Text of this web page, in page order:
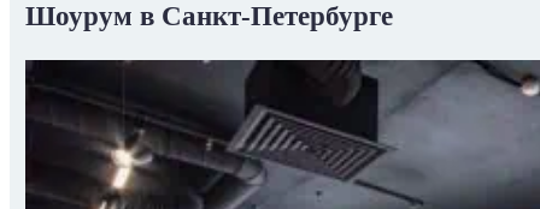
Шоурум в Санкт-Петербурге